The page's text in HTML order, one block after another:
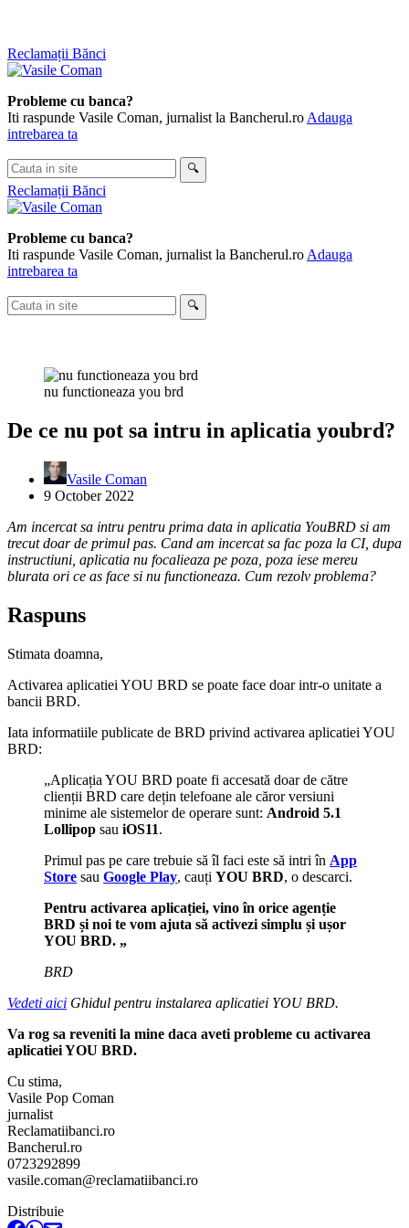
Skip
to
Reclamații Bănci
Probleme cu banca?
Iti raspunde Vasile Coman, jurnalist la Bancherul.ro Adauga
intrebarea ta
Cauta
in
site
🔍
Reclamații Bănci
Probleme cu banca?
Iti raspunde Vasile Coman, jurnalist la Bancherul.ro Adauga
intrebarea ta
Cauta
in
🔍
nu functioneaza you brd
De ce nu pot sa intru in aplicatia youbrd?
Vasile Coman
9 October 2022
Am incercat sa intru pentru prima data in aplicatia YouBRD si am
trecut doar de primul pas. Cand am incercat sa fac poza la CI, dupa
instructiuni, aplicatia nu focalieaza pe poza, poza iese mereu
blurata ori ce as face si nu functioneaza. Cum rezolv problema?
Raspuns
Stimata doamna,
Activarea aplicatiei YOU BRD se poate face doar intr-o unitate a
bancii BRD.
Iata informatiile publicate de BRD privind activarea aplicatiei YOU
BRD:
„Aplicația YOU BRD poate fi accesată doar de către
clienții BRD care dețin telefoane ale căror versiuni
minime ale sistemelor de operare sunt: Android 5.1
Lollipop sau iOS11.
Primul pas pe care trebuie să îl faci este să intri în App
Store sau Google Play, cauți YOU BRD, o descarci.
Pentru activarea aplicației, vino în orice agenție
BRD și noi te vom ajuta să activezi simplu și ușor
YOU BRD. „
BRD
Vedeti aici Ghidul pentru instalarea aplicatiei YOU BRD.
Va rog sa reveniti la mine daca aveti probleme cu activarea
aplicatiei YOU BRD.
Cu stima,
Vasile Pop Coman
jurnalist
Reclamatiibanci.ro
Bancherul.ro
0723292899
vasile.coman@reclamatiibanci.ro
Distribuie